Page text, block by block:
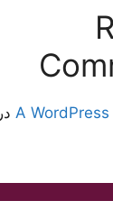
A در